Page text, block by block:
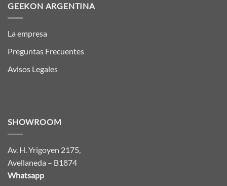
GEEKON ARGENTINA
La empresa
Preguntas Frecuentes
Avisos Legales
SHOWROOM
Av. H. Yrigoyen 2175,
Avellaneda – B1874
Whatsapp